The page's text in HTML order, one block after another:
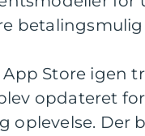
App Store igen
opdateret
oplevelse. Der